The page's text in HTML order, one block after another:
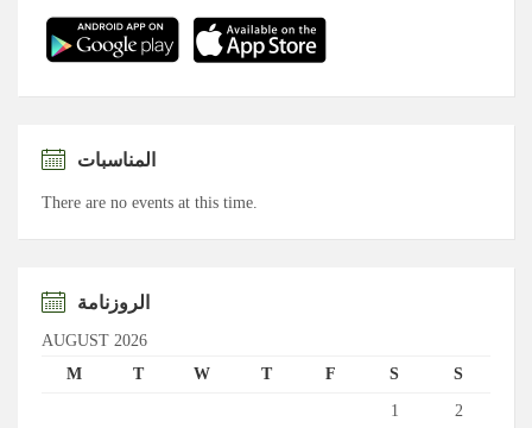
المناسبات
There are no events at this time.
الروزنامة
AUGUST 2026
M
T W T F S S
1
2